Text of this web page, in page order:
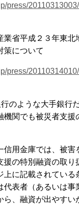
press/
業省平成２３年東北
策について
press/
のような大手銀行
機関でも被災者支援
信用金庫では、被害
援の特別融資の取り
上に記載されている
代表者（あるいは事
ら、融資が出やすい